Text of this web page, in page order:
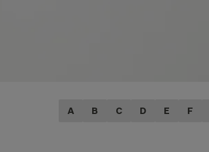
A B C D E F